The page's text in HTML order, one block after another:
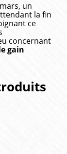
un
la fin
ce
concernant
gain